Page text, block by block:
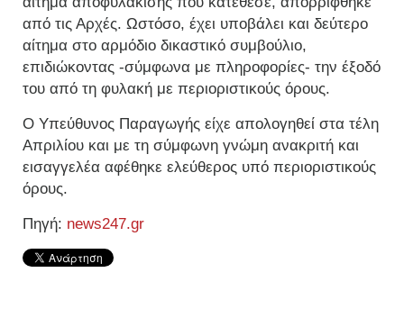
από τις Αρχές. Ωστόσο, έχει υποβάλει και δεύτερο
αίτημα στο αρμόδιο δικαστικό συμβούλιο,
επιδιώκοντας -σύμφωνα με πληροφορίες- την έξοδό
του από τη φυλακή με περιοριστικούς όρους.
Ο Υπεύθυνος Παραγωγής είχε απολογηθεί στα τέλη
Απριλίου και με τη σύμφωνη γνώμη ανακριτή και
εισαγγελέα αφέθηκε ελεύθερος υπό περιοριστικούς
όρους.
Πηγή: news247.gr